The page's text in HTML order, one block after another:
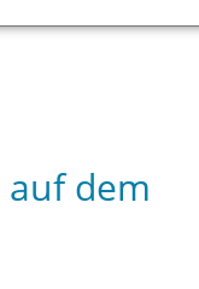
dem